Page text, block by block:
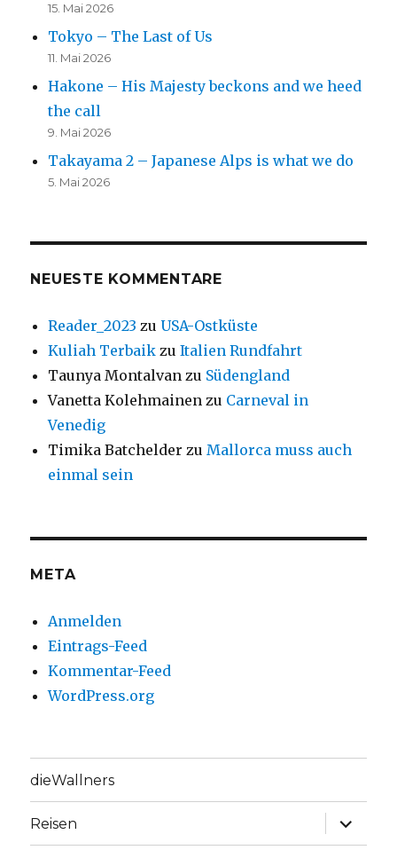
15. Mai 2026
Tokyo – The Last of Us
11. Mai 2026
Hakone – His Majesty beckons and we heed
the call
9. Mai 2026
Takayama 2 – Japanese Alps is what we do
5. Mai 2026
NEUESTE KOMMENTARE
Reader_2023 zuUSA-Ostküste
Kuliah Terbaik zuItalien Rundfahrt
Taunya Montalvan zu Südengland
Vanetta Kolehmainen zu Carneval in
Venedig
Timika Batchelder zuMallorca muss auch
einmal sein
META
Anmelden
Eintrags-Feed
Kommentar-Feed
WordPress.org
dieWallners
Reisen